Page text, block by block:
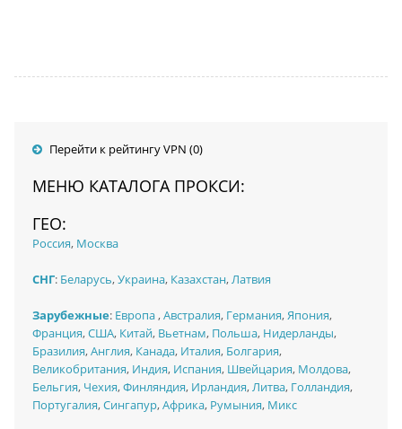
Перейти к рейтингу VPN (0)
МЕНЮ КАТАЛОГА ПРОКСИ:
ГЕО:
Россия, Москва
СНГ: Беларусь,Украина, Казахстан,Латвия
Зарубежные: Европа,Австралия, Германия,Япония,
Франция,США, Китай, Вьетнам, Польша, Нидерланды,
Бразилия,Англия, Канада, Италия, Болгария,
Великобритания, Индия, Испания, Швейцария, Молдова,
Бельгия, Чехия,Финляндия, Ирландия,Литва, Голландия,
Португалия,Сингапур,Африка, Румыния, Микс